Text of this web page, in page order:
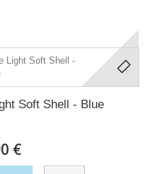
Soft Shell - Blue
€